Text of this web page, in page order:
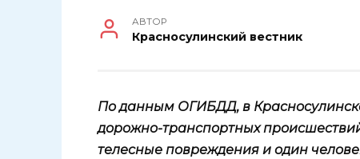
АВТОР
Красносулинский вестник
По данным ОГИБДД, в
дорожно-транспортных
телесные повреждения и один